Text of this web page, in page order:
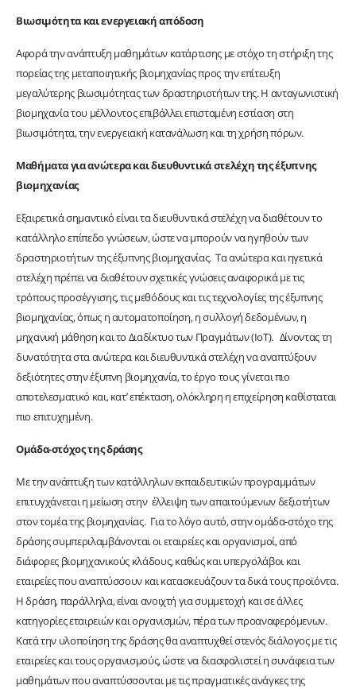
Βιωσιμότητα και ενεργειακή απόδοση
Αφορά την ανάπτυξη μαθημάτων κατάρτισης με στόχο τη στήριξη της
πορείας της μεταποιητικής βιομηχανίας προς την επίτευξη
μεγαλύτερης βιωσιμότητας των δραστηριοτήτων της. Η ανταγωνιστική
βιομηχανία του μέλλοντος επιβάλλει επισταμένη εστίαση στη
βιωσιμότητα, την ενεργειακή κατανάλωση και τη χρήση πόρων.
Μαθήματα για ανώτερα και διευθυντικά στελέχη της έξυπνης
βιομηχανίας
Εξαιρετικά σημαντικό είναι τα διευθυντικά στελέχη να διαθέτουν το
κατάλληλο επίπεδο γνώσεων, ώστε να μπορούν να ηγηθούν των
δραστηριοτήτων της έξυπνης βιομηχανίας. Τα ανώτερα και ηγετικά
στελέχη πρέπει να διαθέτουν σχετικές γνώσεις αναφορικά με τις
τρόπους προσέγγισης, τις μεθόδους και τις τεχνολογίες της έξυπνης
βιομηχανίας, όπως η αυτοματοποίηση, η συλλογή δεδομένων, η
μηχανική μάθηση και το Διαδίκτυο των Πραγμάτων (IoT). Δίνοντας τη
δυνατότητα στα ανώτερα και διευθυντικά στελέχη να αναπτύξουν
δεξιότητες στην έξυπνη βιομηχανία, το έργο τους γίνεται πιο
αποτελεσματικό και, κατ’ επέκταση, ολόκληρη η επιχείρηση καθίσταται
πιο επιτυχημένη.
Ομάδα-στόχος της δράσης
Με την ανάπτυξη των κατάλληλων εκπαιδευτικών προγραμμάτων
επιτυγχάνεται η μείωση στην έλλειψη των απαιτούμενων δεξιοτήτων
στον τομέα της βιομηχανίας. Για το λόγο αυτό, στην ομάδα-στόχο της
δράσης συμπεριλαμβάνονται οι εταιρείες και οργανισμοί, από
διάφορες βιομηχανικούς κλάδους, καθώς και υπεργολάβοι και
εταιρείες που αναπτύσσουν και κατασκευάζουν τα δικά τους προϊόντα.
Η δράση, παράλληλα, είναι ανοιχτή για συμμετοχή και σε άλλες
κατηγορίες εταιρειών και οργανισμών, πέρα των προαναφερόμενων.
Κατά την υλοποίηση της δράσης θα αναπτυχθεί στενός διάλογος με τις
εταιρείες και τους οργανισμούς, ώστε να διασφαλιστεί η συνάφεια των
μαθημάτων που αναπτύσσονται με τις πραγματικές ανάγκες της